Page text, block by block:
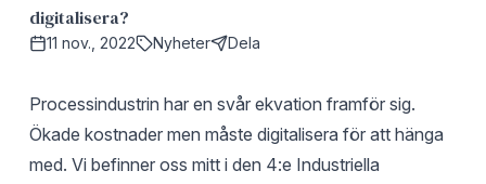
digitalisera?
11 nov., 2022 Nyheter Dela
Processindustrin har en svår ekvation framför sig.
Ökade kostnader men måste digitalisera för att hänga
med. Vi befinner oss mitt i den 4:e Industriella